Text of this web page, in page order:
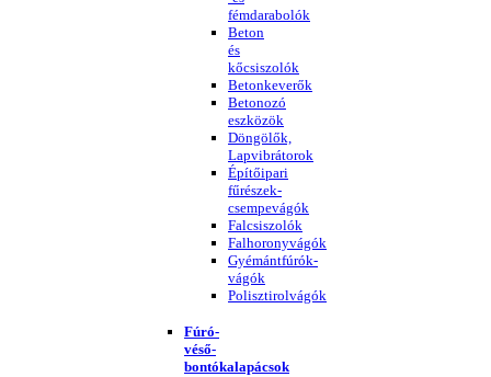
fémdarabolók
Beton
és
kőcsiszolók
Betonkeverők
Betonozó
eszközök
Döngölők,
Lapvibrátorok
Építőipari
fűrészek-
csempevágók
Falcsiszolók
Falhoronyvágók
Gyémántfúrók-
vágók
Polisztirolvágók
Fúró-
véső-
bontókalapácsok